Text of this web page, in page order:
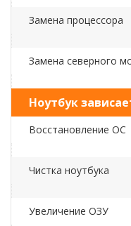
Замена процессора
Замена северного
Ноутбук
Восстановление ОС
Чистка ноутбука
Увеличение ОЗУ